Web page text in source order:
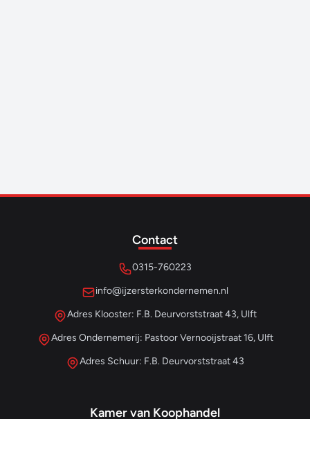
Contact
0315-760223
info@ijzersterkondernemen.nl
Adres Klooster: F.B. Deurvorststraat 43, Ulft
Adres Ondernemerij: Pastoor Vernooijstraat 16, Ulft
Adres Schuur: F.B. Deurvorststraat 43
Kamer van Koophandel